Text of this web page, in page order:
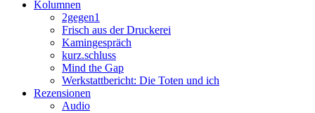
Kolumnen
2gegen1
Frisch aus der Druckerei
Kamingespräch
kurz.schluss
Mind the Gap
Werkstattbericht: Die Toten und ich
Rezensionen
Audio